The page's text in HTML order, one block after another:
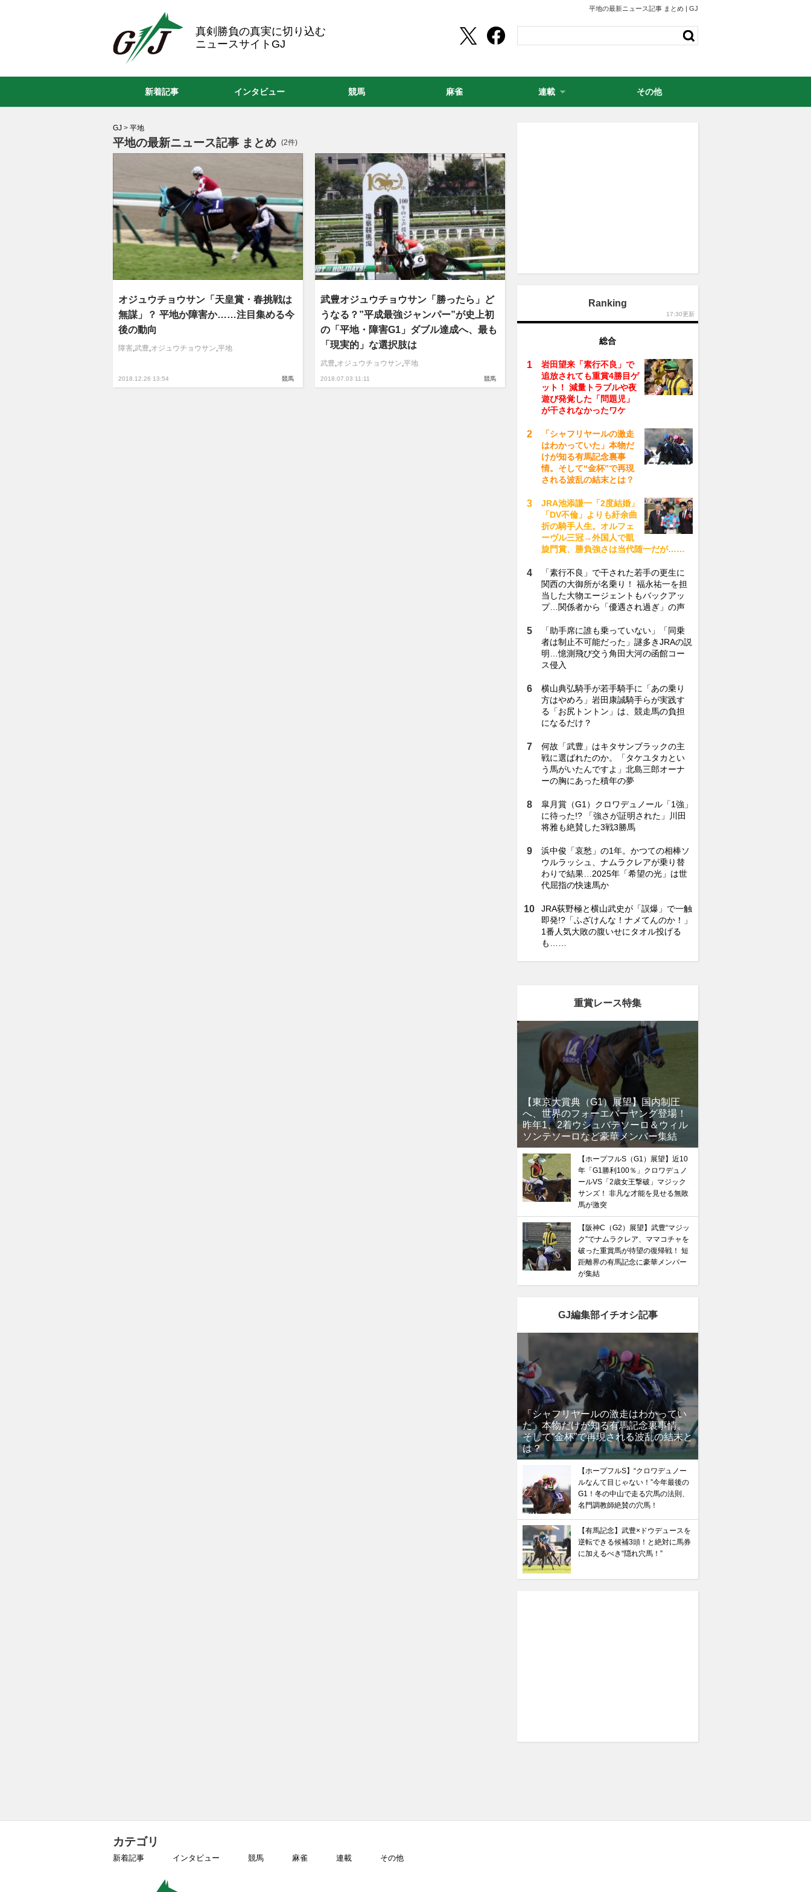
平地の最新ニュース記事 まとめ | GJ
真剣勝負の真実に切り込む
ニュースサイトGJ
GJ > 平地
平地の最新ニュース記事 まとめ (2件)
2018.12.26 13:54
オジュウチョウサン「天皇賞・春挑戦は
無謀」？ 平地か障害か……注目集める今
後の動向
障害,武豊,オジュウチョウサン,平地
競馬 2018.07.03 11:11
武豊オジュウチョウサン「勝ったら」ど
うなる？”平成最強ジャンパー”が史上初
の「平地・障害G1」ダブル達成へ、最も
「現実的」な選択肢は
武豊,オジュウチョウサン,平地
競馬
Ranking
17:30更新
総合
岩田望来「素行不良」で
追放されても重賞4勝目ゲ
ット！ 減量トラブルや夜
遊び発覚した「問題児」
が干されなかったワケ
「シャフリヤールの激走
はわかっていた」本物だ
けが知る有馬記念裏事
情。そして“金杯”で再現
される波乱の結末とは？
JRA池添謙一「2度結婚」
「DV不倫」よりも紆余曲
折の騎手人生。オルフェ
ーヴル三冠→外国人で凱
旋門賞、勝負強さは当代随一だが……
「素行不良」で干された若手の更生に
関西の大御所が名乗り！ 福永祐一を担
当した大物エージェントもバックアッ
プ…関係者から「優遇され過ぎ」の声
「助手席に誰も乗っていない」「同乗
者は制止不可能だった」謎多きJRAの説
明…憶測飛び交う角田大河の函館コー
ス侵入
横山典弘騎手が若手騎手に「あの乗り
方はやめろ」岩田康誠騎手らが実践す
る「お尻トントン」は、競走馬の負担
になるだけ？
何故「武豊」はキタサンブラックの主
戦に選ばれたのか。「タケユタカとい
う馬がいたんですよ」北島三郎オーナ
ーの胸にあった積年の夢
皐月賞（G1）クロワデュノール「1強」
に待った!? 「強さが証明された」川田
将雅も絶賛した3戦3勝馬
浜中俊「哀愁」の1年。かつての相棒ソ
ウルラッシュ、ナムラクレアが乗り替
わりで結果…2025年「希望の光」は世
代屈指の快速馬か
JRA荻野極と横山武史が「誤爆」で一触
即発!?「ふざけんな！ナメてんのか！」
1番人気大敗の腹いせにタオル投げる
も……
重賞レース特集
【東京大賞典（G1）展望】国内制圧
へ、世界のフォーエバーヤング登場！
昨年1、2着ウシュバテソーロ＆ウィル
ソンテソーロなど豪華メンバー集結
【ホープフルS（G1）展望】近10
年「G1勝利100％」クロワデュノ
ールVS「2歳女王撃破」マジック
サンズ！ 非凡な才能を見せる無敗
馬が激突
【阪神C（G2）展望】武豊“マジッ
ク”でナムラクレア、ママコチャを
破った重賞馬が待望の復帰戦！ 短
距離界の有馬記念に豪華メンバー
が集結
GJ編集部イチオシ記事
「シャフリヤールの激走はわかってい
た」本物だけが知る有馬記念裏事情。
そして“金杯”で再現される波乱の結末と
は？
【ホープフルS】“クロワデュノー
ルなんて目じゃない！”今年最後の
G1！冬の中山で走る穴馬の法則、
名門調教師絶賛の穴馬！
【有馬記念】武豊×ドウデュースを
逆転できる候補3頭！と絶対に馬券
に加えるべき“隠れ穴馬！”
カテゴリ
新着記事 インタビュー 競馬 麻雀 連載 その他
新着記事 インタビュー 競馬 麻雀 連載 その他